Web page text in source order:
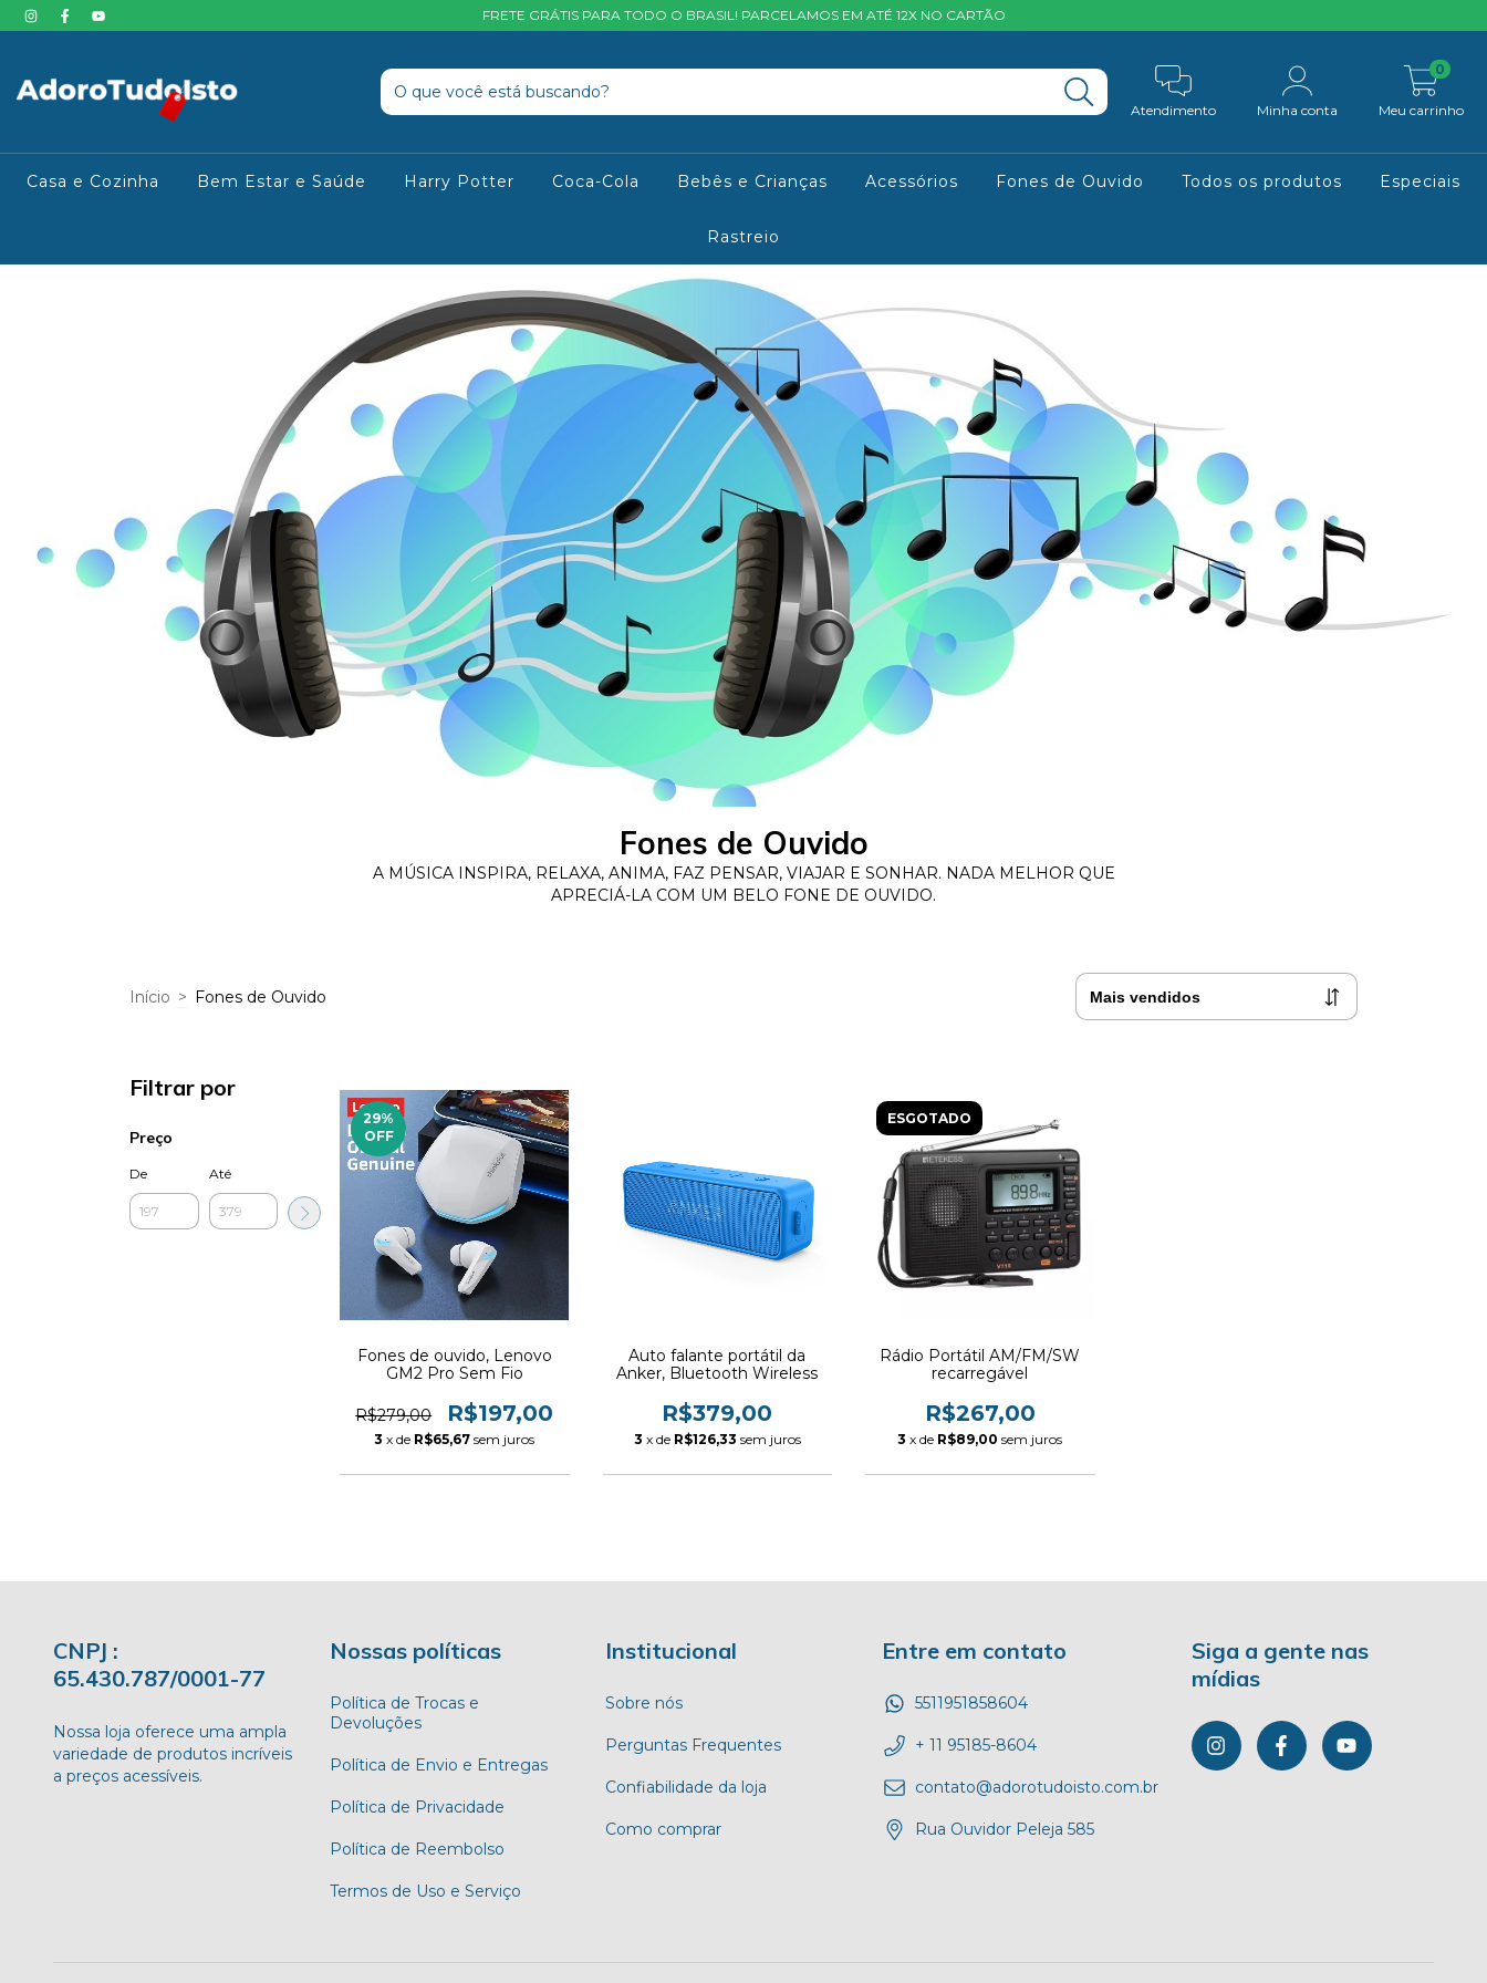
FRETE GRÁTIS PARA TODO O BRASIL! PARCELAMOS EM ATÉ 12X NO CARTÃO
Atendimento Minha conta Meu carrinho
0
Casa e Cozinha Bem Estar e Saúde Harry Potter Coca-Cola Bebês e Crianças Acessórios Fones de Ouvido Todos os produtos Especiais
Rastreio
Fones de Ouvido
A MÚSICA INSPIRA, RELAXA, ANIMA, FAZ PENSAR, VIAJAR E SONHAR. NADA MELHOR QUE
APRECIÁ-LA COM UM BELO FONE DE OUVIDO.
Início > Fones de Ouvido
Filtrar por
Preço
De Até
29%
OFF
Fones de ouvido, Lenovo
GM2 Pro Sem Fio
R$279,00 R$197,00
3 x de R$65,67 sem juros
Auto falante portátil da
Anker, Bluetooth Wireless
R$379,00
3 x de R$126,33 sem juros
ESGOTADO
Rádio Portátil AM/FM/SW
recarregável
R$267,00
3 x de R$89,00 sem juros
CNPJ :
65.430.787/0001-77
Nossa loja oferece uma ampla
variedade de produtos incríveis
a preços acessíveis.
Nossas políticas
Política de Trocas e
Devoluções
Política de Envio e Entregas
Política de Privacidade
Política de Reembolso
Termos de Uso e Serviço
Institucional
Sobre nós
Perguntas Frequentes
Confiabilidade da loja
Como comprar
Entre em contato
5511951858604
+ 11 95185-8604
contato@adorotudoisto.com.br
Rua Ouvidor Peleja 585
Siga a gente nas
mídias